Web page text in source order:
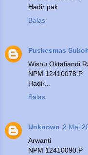
Hadir pak
Balas
Puskesmas
Wisnu Oktafiandi
NPM 12410078.P
Hadir,..
Balas
Unknown 2 Mei
Arwanti
NPM 12410090.P